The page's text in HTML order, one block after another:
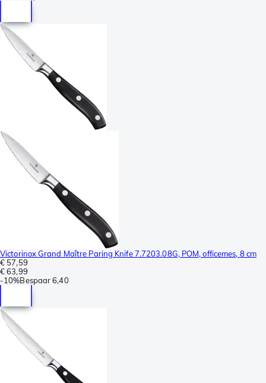
Victorinox Grand Maître Paring Knife 7.7203.08G, POM, officemes, 8 cm
€ 57,59
€ 63,99
-10%Bespaar 6,40